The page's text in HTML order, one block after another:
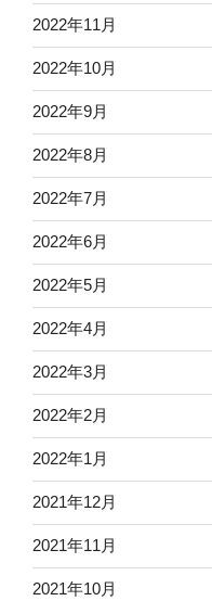
2022年11月
2022年10月
2022年9月
2022年8月
2022年7月
2022年6月
2022年5月
2022年4月
2022年3月
2022年2月
2022年1月
2021年12月
2021年11月
2021年10月